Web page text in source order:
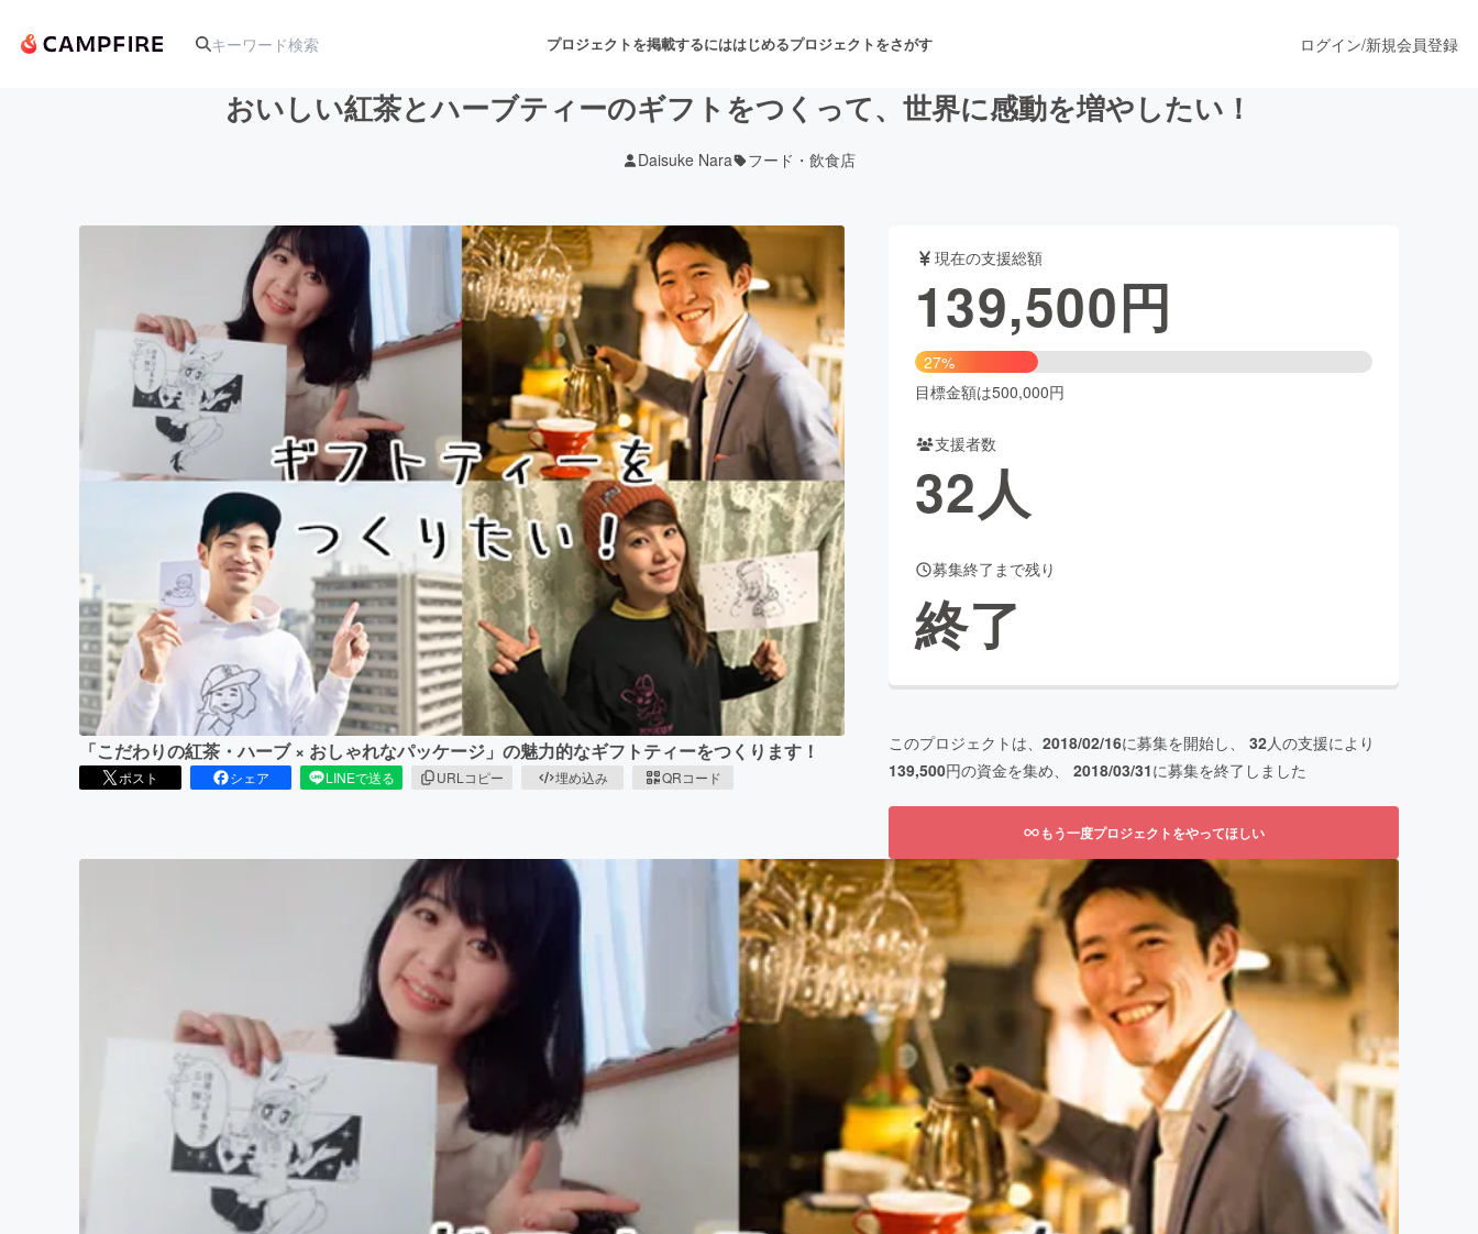
プロジェクトを掲載するにははじめるプロジェクトをさがす
アート・写真 音楽 舞台・パフォーマンス
テクノロジー・ガジェット ゲーム・サービス開発 フード・飲食店 ファッション
映像・映画 書籍・雑誌出版 アニメ・漫画
ビジネス・起業 チャレンジ ビューティー・ヘルスケア
まちづくり・地域活性化
CAMPFIRE for Social GoodCAMPFIRE Creation
CAMPFIREふるさと納税 machi-ya コミュニティ
ログイン/新規会員登録
おいしい紅茶とハーブティーのギフトをつくって、世界に感動を増やしたい！
Daisuke Nara フード・飲食店
「こだわりの紅茶・ハーブ × おしゃれなパッケージ」の魅力的なギフトティーをつくります！
ポスト シェア LINEで送る URLコピー 埋め込み QRコード
現在の支援総額
139,500円
27%
目標金額は500,000円
支援者数
32人
募集終了まで残り
終了
このプロジェクトは、 2018/02/16に募集を開始し、 32人の支援により
139,500円の資金を集め、 2018/03/31に募集を終了しました
もう一度プロジェクトをやってほしい